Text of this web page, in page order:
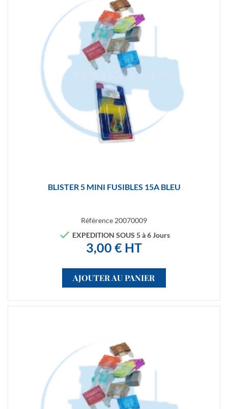
BLISTER 5 MINI FUSIBLES 15A BLEU
Référence 20070009
 EXPEDITION SOUS 5 à 6 Jours
3,00 € HT
AJOUTER AU PANIER